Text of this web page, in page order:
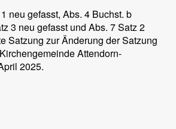
neu gefasst, Abs. 4 Buchst. b
3 neu gefasst und Abs. 7 Satz 2
Satzung zur Änderung der Satzung
Attendorn-
2025.